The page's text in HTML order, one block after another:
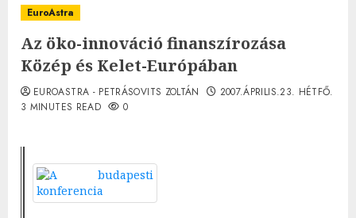
EuroAstra
Az öko-innováció finanszírozása
Közép és Kelet-Európában
EUROASTRA - PETRÁSOVITS ZOLTÁN
2007.ÁPRILIS.23. HÉTFŐ.
3 MINUTES READ
0